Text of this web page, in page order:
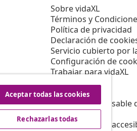
Sobre vidaXL
Términos y
Política de privacidad
Declaración de
Servicio cubierto por
Configuración de
Trabajar para vidaXL
Aviso legal
Seguridad
Persona responsable
Política de EPR
Información de
Aceptar todas las cookies
Rechazarlas todas